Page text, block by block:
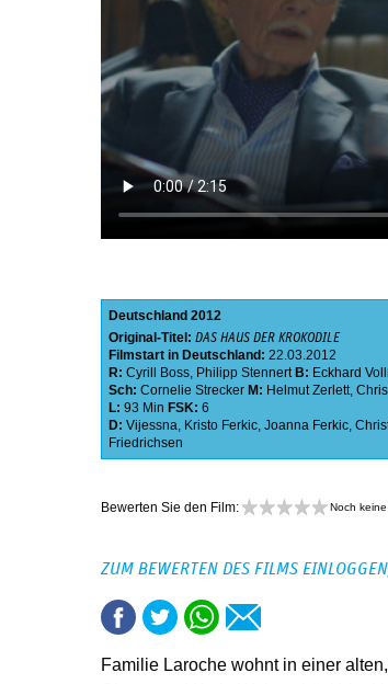
Deutschland 2012
Original-Titel: DAS HAUS DER KROKODILE
Filmstart in Deutschland: 22.03.2012
R: Cyrill Boss, Philipp Stennert B: Eckhard
Sch: Cornelie Strecker M: Helmut Zerlett,
L: 93 Min FSK: 6
D: Vijessna, Kristo Ferkic, Joanna Ferkic,
Friedrichsen
Bewerten Sie den Film: Noch
ZUM BEWERTEN DES FILMS
Familie Laroche wohnt in einer